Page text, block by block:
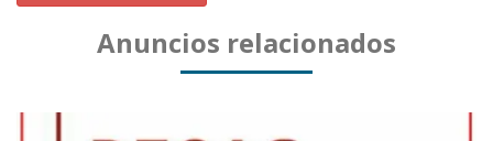
Anuncios relacionados